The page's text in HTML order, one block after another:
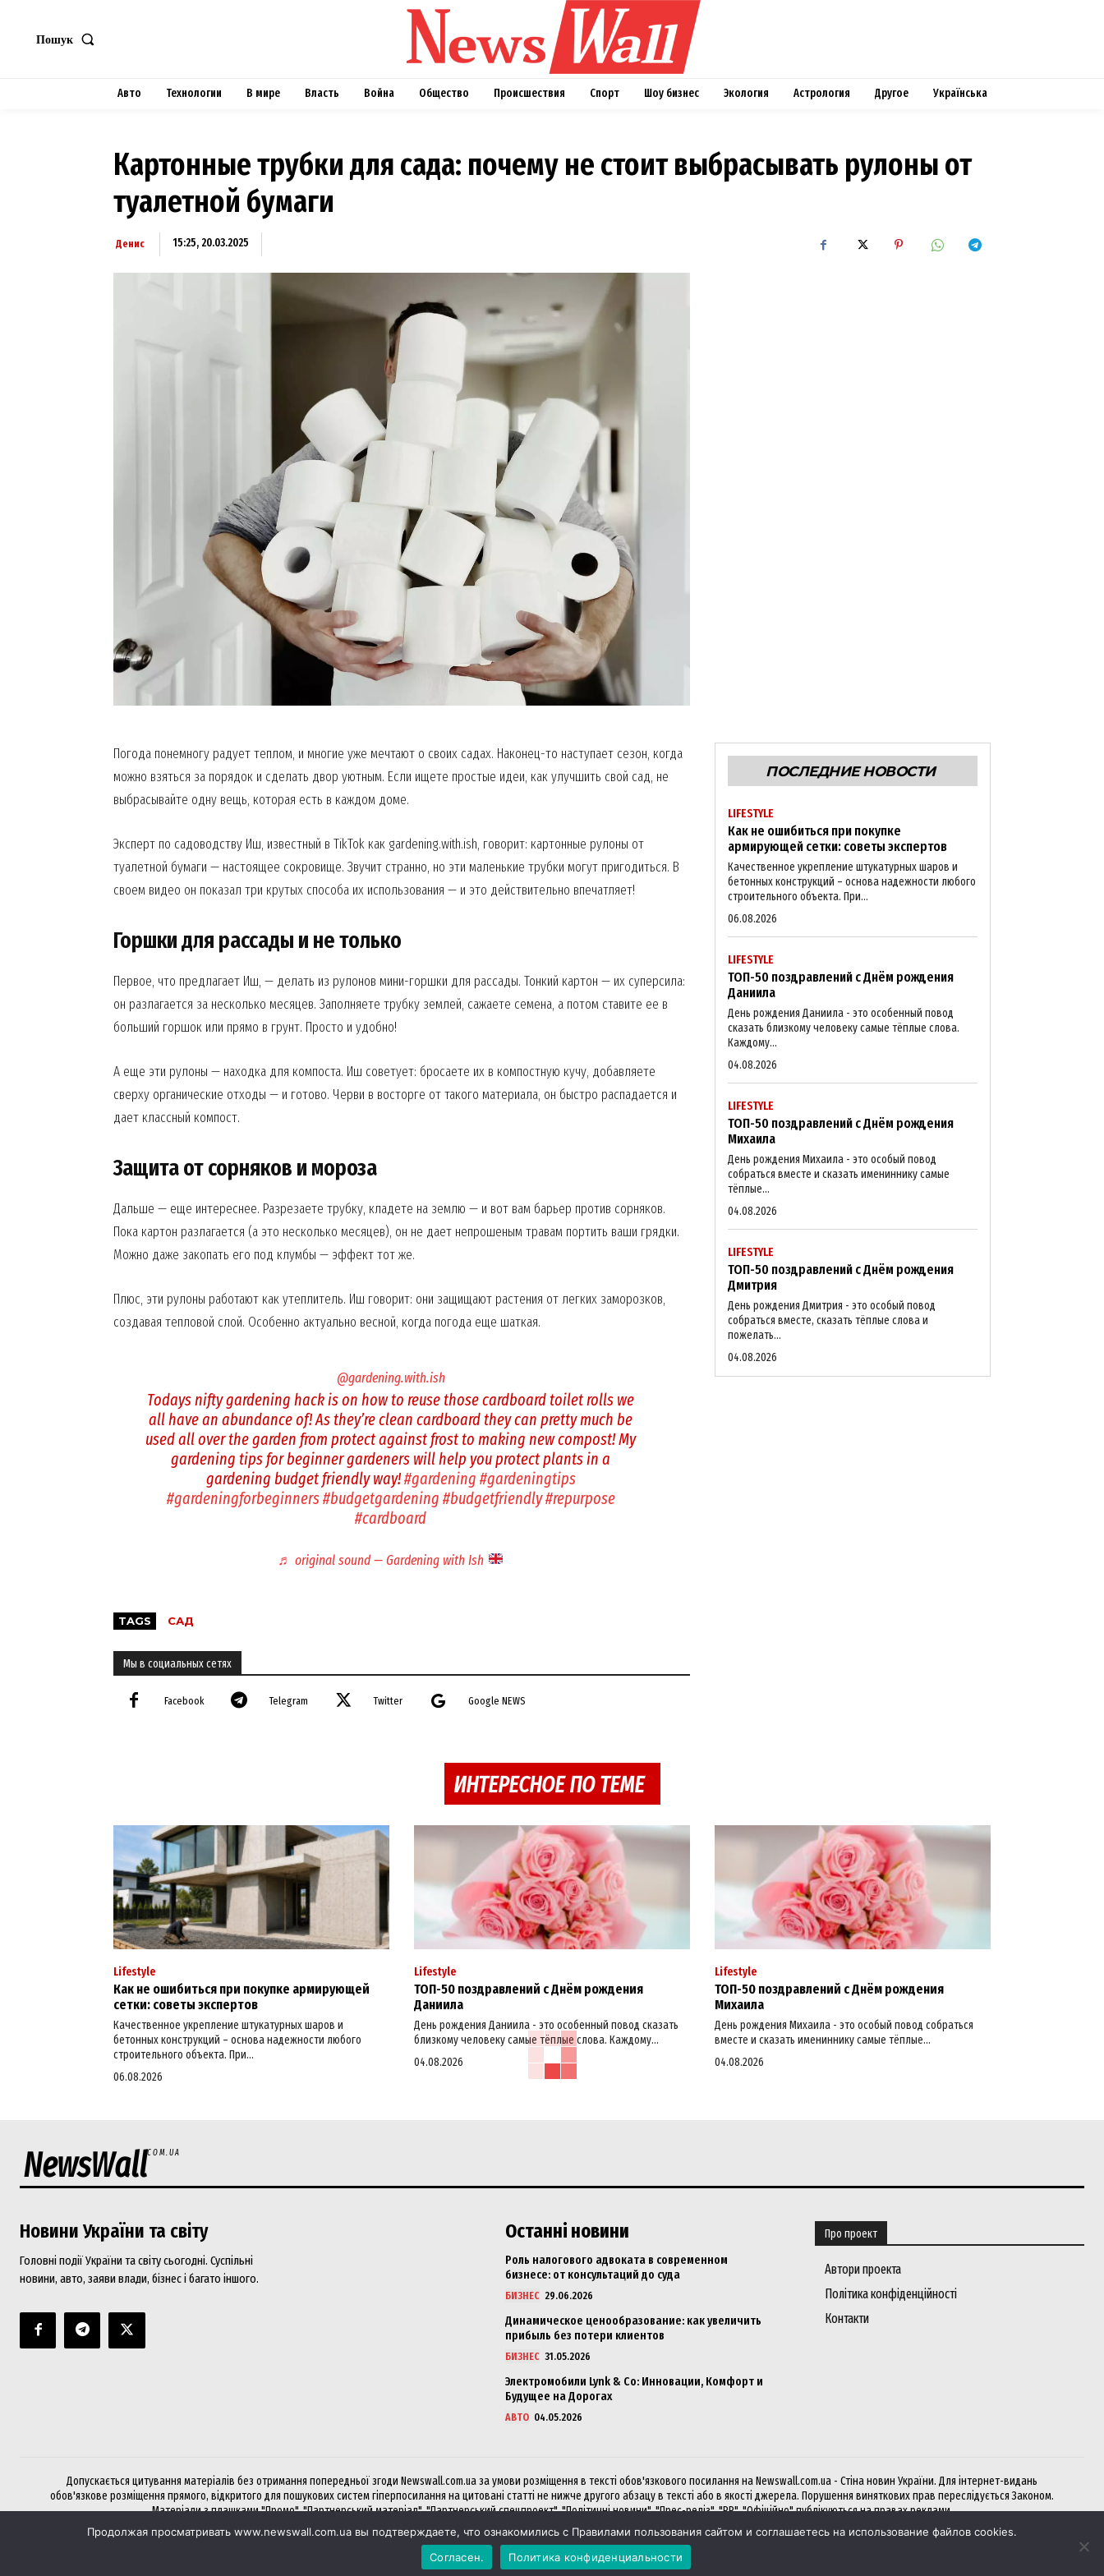
News Week
Magazine PRO
SUBSCRIBE NOW
Company
Пошук
Авто Технологии В мире Власть Война Общество Происшествия Спорт Шоу бизнес Экология Астрология Другое Українська
Картонные трубки для сада: почему не стоит выбрасывать рулоны от
туалетной бумаги
Денис 15:25, 20.03.2025
Погода понемногу радует теплом, и многие уже мечтают о своих садах. Наконец-то наступает сезон, когда
можно взяться за порядок и сделать двор уютным. Если ищете простые идеи, как улучшить свой сад, не
выбрасывайте одну вещь, которая есть в каждом доме.
Эксперт по садоводству Иш, известный в TikTok как gardening.with.ish, говорит: картонные рулоны от
туалетной бумаги — настоящее сокровище. Звучит странно, но эти маленькие трубки могут пригодиться. В
своем видео он показал три крутых способа их использования — и это действительно впечатляет!
Горшки для рассады и не только
Первое, что предлагает Иш, — делать из рулонов мини-горшки для рассады. Тонкий картон — их суперсила:
он разлагается за несколько месяцев. Заполняете трубку землей, сажаете семена, а потом ставите ее в
больший горшок или прямо в грунт. Просто и удобно!
А еще эти рулоны — находка для компоста. Иш советует: бросаете их в компостную кучу, добавляете
сверху органические отходы — и готово. Черви в восторге от такого материала, он быстро распадается и
дает классный компост.
Защита от сорняков и мороза
Дальше — еще интереснее. Разрезаете трубку, кладете на землю — и вот вам барьер против сорняков.
Пока картон разлагается (а это несколько месяцев), он не дает непрошеным травам портить ваши грядки.
Можно даже закопать его под клумбы — эффект тот же.
Плюс, эти рулоны работают как утеплитель. Иш говорит: они защищают растения от легких заморозков,
создавая тепловой слой. Особенно актуально весной, когда погода еще шаткая.
@gardening.with.ish
Todays nifty gardening hack is on how to reuse those cardboard toilet rolls we
all have an abundance of! As they’re clean cardboard they can pretty much be
used all over the garden from protect against frost to making new compost! My
gardening tips for beginner gardeners will help you protect plants in a
gardening budget friendly way!#gardening #gardeningtips
#gardeningforbeginners#budgetgardening #budgetfriendly#repurpose
#cardboard
♬ original sound — Gardening with Ish
TAGS САД
Мы в социальных сетях
Facebook Telegram Twitter Google NEWS
ПОСЛЕДНИЕ НОВОСТИ
LIFESTYLE
Как не ошибиться при покупке
армирующей сетки: советы экспертов
Качественное укрепление штукатурных шаров и
бетонных конструкций – основа надежности любого
строительного объекта. При...
06.08.2026
LIFESTYLE
ТОП-50 поздравлений с Днём рождения
Даниила
День рождения Даниила - это особенный повод
сказать близкому человеку самые тёплые слова.
Каждому...
04.08.2026
LIFESTYLE
ТОП-50 поздравлений с Днём рождения
Михаила
День рождения Михаила - это особый повод
собраться вместе и сказать имениннику самые
тёплые...
04.08.2026
LIFESTYLE
ТОП-50 поздравлений с Днём рождения
Дмитрия
День рождения Дмитрия - это особый повод
собраться вместе, сказать тёплые слова и
пожелать...
04.08.2026
ИНТЕРЕСНОЕ ПО ТЕМЕ
Lifestyle
Как не ошибиться при покупке армирующей
сетки: советы экспертов
Качественное укрепление штукатурных шаров и
бетонных конструкций – основа надежности любого
строительного объекта. При...
06.08.2026
Lifestyle
ТОП-50 поздравлений с Днём рождения
Даниила
День рождения Даниила - это особенный повод сказать
близкому человеку самые тёплые слова. Каждому...
04.08.2026
Lifestyle
ТОП-50 поздравлений с Днём рождения
Михаила
День рождения Михаила - это особый повод собраться
вместе и сказать имениннику самые тёплые...
04.08.2026
NewsWallCOM.UA
Новини України та світу
Головні події України та світу сьогодні. Суспільні
новини, авто, заяви влади, бізнес і багато іншого.
Останні новини
Роль налогового адвоката в современном
бизнесе: от консультаций до суда
БИЗНЕС 29.06.2026
Динамическое ценообразование: как увеличить
прибыль без потери клиентов
БИЗНЕС 31.05.2026
Электромобили Lynk & Co: Инновации, Комфорт и
Будущее на Дорогах
АВТО 04.05.2026
Про проект
Автори проекта
Політика конфіденційності
Контакти
Допускається цитування матеріалів без отримання попередньої згоди Newswall.com.ua за умови розміщення в тексті обов'язкового посилання на Newswall.com.ua - Стіна новин України. Для інтернет-видань
обов'язкове розміщення прямого, відкритого для пошукових систем гіперпосилання на цитовані статті не нижче другого абзацу в тексті або в якості джерела. Порушення виняткових прав переслідується Законом.
Матеріали з плашками "Промо", "Партнерський матеріал", "Партнерський спецпроект", "Політичні новини", "Прес-реліз", "PR", "Офіційно" публікуються на правах реклами.
Хочете розмістити статтю чи посилання на NewsWall? Будь ласка, через біржу Collaborator
Продолжая просматривать www.newswall.com.ua вы подтверждаете, что ознакомились с Правилами пользования сайтом и соглашаетесь на использование файлов cookies.
Согласен.
Политика конфиденциальности